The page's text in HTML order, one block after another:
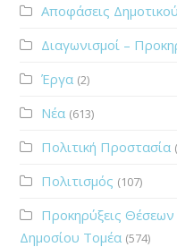
Αποφάσεις
Διαγωνισμοί –
Έργα (2)
Νέα (613)
Πολιτική Προστασία
Πολιτισμός (107)
Προκηρύξεις
Δημοσίου Τομέα (574)